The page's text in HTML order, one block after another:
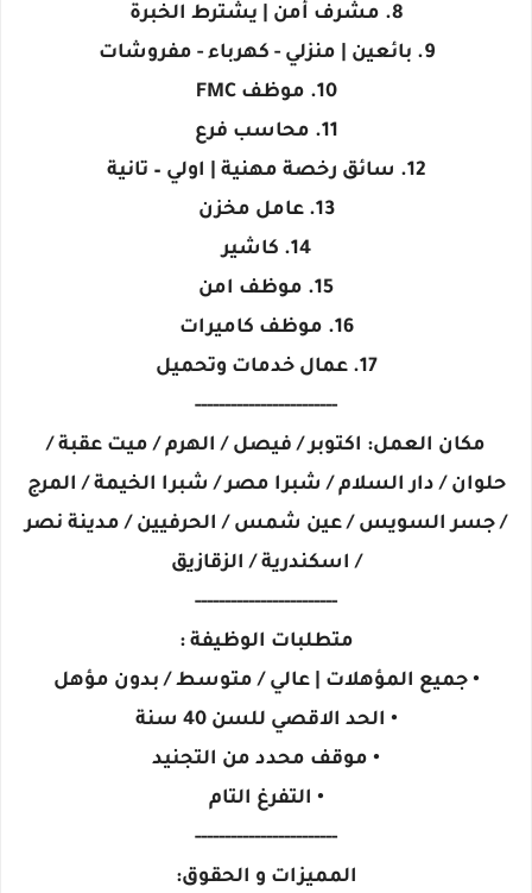
8. مشرف أمن | يشترط الخبرة
9. بائعين | منزلي - كهرباء - مفروشات
10. موظف FMC
11. محاسب فرع
12. سائق رخصة مهنية | اولي – تانية
13. عامل مخزن
14. كاشير
15. موظف امن
16. موظف كاميرات
17. عمال خدمات وتحميل
------------------------
مكان العمل: اكتوبر / فيصل / الهرم / ميت عقبة /
حلوان / دار السلام / شبرا مصر / شبرا الخيمة / المرج
/ جسر السويس / عين شمس / الحرفيين / مدينة نصر
/ اسكندرية / الزقازيق
------------------------
متطلبات الوظيفة :
• جميع المؤهلات | عالي / متوسط / بدون مؤهل
• الحد الاقصي للسن 40 سنة
• موقف محدد من التجنيد
• التفرغ التام
------------------------
المميزات و الحقوق: